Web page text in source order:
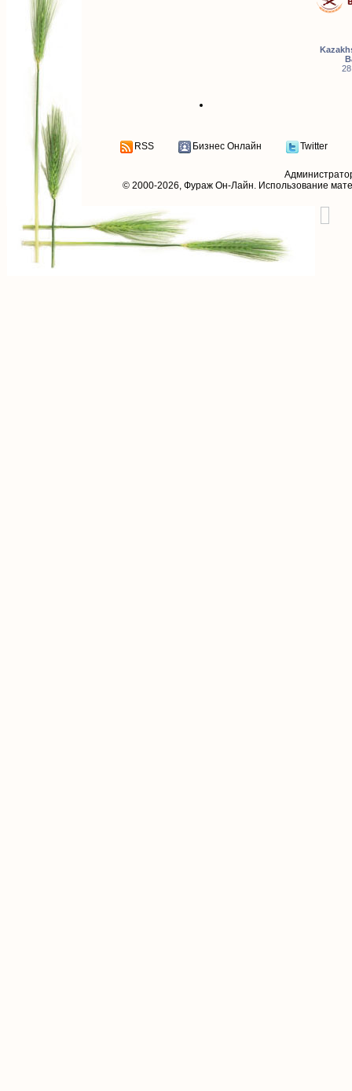
RSS Бизнес Онлайн Twitter
© 2000-2026, Фураж Он-Лайн. Использование